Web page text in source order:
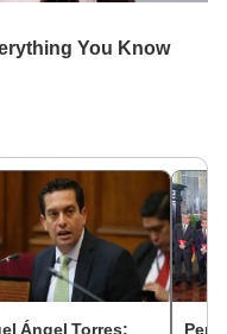
Ángel Torres: